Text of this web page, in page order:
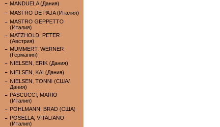
MANDUELA (Дания)
MASTRO DE PAJA (Италия)
MASTRO GEPPETTO
(Италия)
MATZHOLD, PETER
(Австрия)
MUMMERT, WERNER
(Германия)
NIELSEN, ERIK (Дания)
NIELSEN, KAI (Дания)
NIELSEN, TONNI (США/
Дания)
PASCUCCI, MARIO
(Италия)
POHLMANN, BRAD (США)
POSELLA, VITALIANO
(Италия)